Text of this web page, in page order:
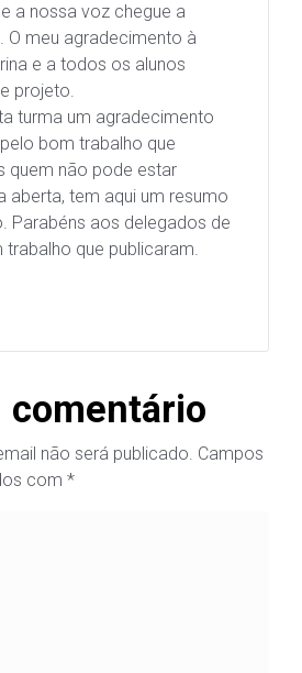
a nossa voz chegue a
O meu agradecimento à
e a todos os alunos
projeto.
turma um agradecimento
bom trabalho que
quem não pode estar
aberta, tem aqui um resumo
Parabéns aos delegados de
que publicaram.
comentário
não será publicado. Campos
com *